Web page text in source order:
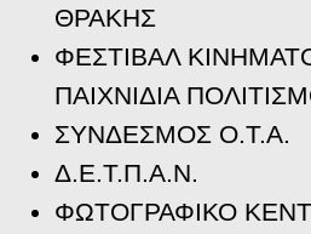
ΘΡΑΚΗΣ
ΦΕΣΤΙΒΑΛ
ΠΑΙΧΝΙΔΙΑ
ΣΥΝΔΕΣΜΟΣ Ο.Τ.Α.
Δ.Ε.Τ.Π.Α.Ν.
ΦΩΤΟΓΡΑΦΙΚΟ